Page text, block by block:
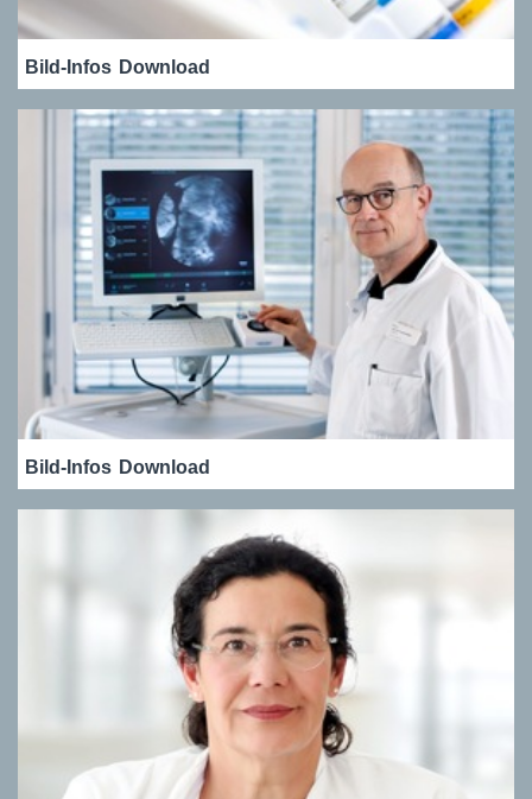
Bild-Infos Download
Bild-Infos Download